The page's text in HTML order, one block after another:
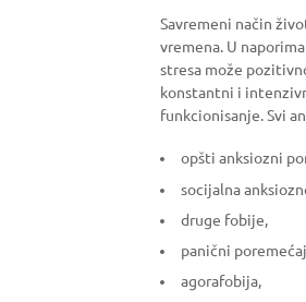
Savremeni način
vremena. U
stresa može
konstantni i
funkcionisanje. Svi
opšti anksiozni
socijalna
druge fobije,
panični
agorafobija,